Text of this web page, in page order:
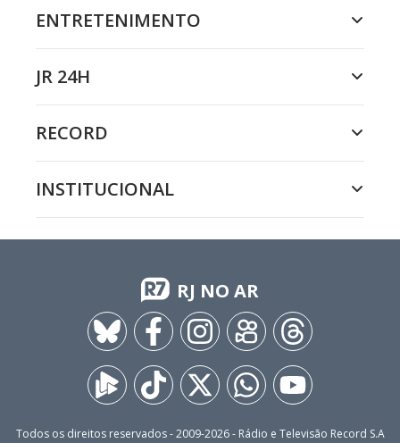
ENTRETENIMENTO
JR 24H
RECORD
INSTITUCIONAL
RJ NO AR
Todos os direitos reservados - 2009-2026- Rádio e Televisão Record S.A